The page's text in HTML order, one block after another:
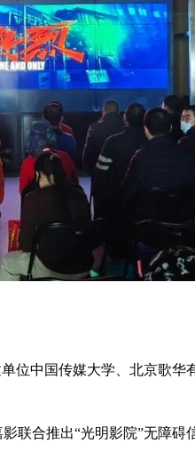
位中国传媒大学、北京歌华
联合推出“光明影院”无障